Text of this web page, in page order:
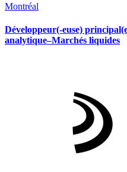
Montréal
Développeur(-euse)
analytique–Marchés liquides